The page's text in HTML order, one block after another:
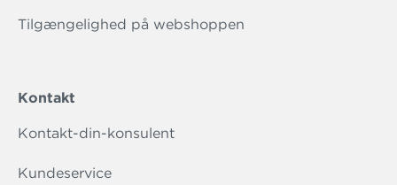
Tilgængelighed på webshoppen
Kontakt
Kontakt-din-konsulent
Kundeservice